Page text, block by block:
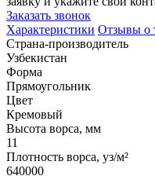
Заказать звонок
Характеристики Отзывы о
Страна-производитель
Узбекистан
Форма
Прямоугольник
Цвет
Кремовый
Высота ворса, мм
11
Плотность ворса, уз/м²
640000